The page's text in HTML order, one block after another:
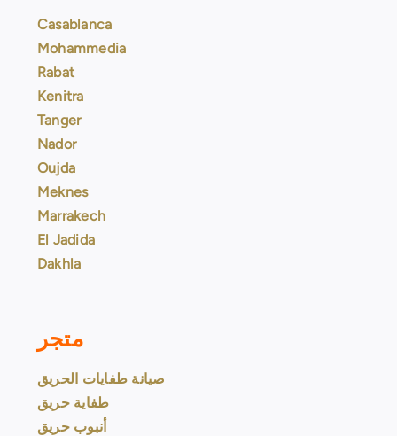
Casablanca
Mohammedia
Rabat
Kenitra
Tanger
Nador
Oujda
Meknes
Marrakech
El Jadida
Dakhla
متجر
صيانة طفايات الحريق
طفاية حريق
أنبوب حريق